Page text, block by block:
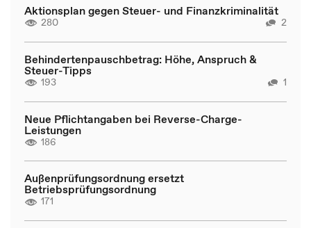
Aktionsplan gegen Steuer- und Finanzkriminalität
280 2
Behindertenpauschbetrag: Höhe, Anspruch &
Steuer-Tipps
193 1
Neue Pflichtangaben bei Reverse-Charge-
Leistungen
186
Außenprüfungsordnung ersetzt
Betriebsprüfungsordnung
171